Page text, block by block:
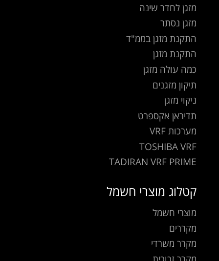
מזגן לחדר שינה
מזגן נסתר
התקנת מזגן בממ"ד
התקנת מזגן
כמה עולה מזגן
תיקון מזגנים
ניקוי מזגן
תדיראן אקספרט
מערכות VRF
TOSHIBA VRF
TADIRAN VRF PRIME
קטלוג מוצרי חשמל
מוצרי חשמל
מקררים
מקרר משרדי